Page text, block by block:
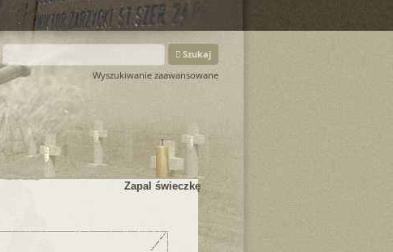
Szukaj
Wyszukiwanie zaawansowane
Zapal świeczkę